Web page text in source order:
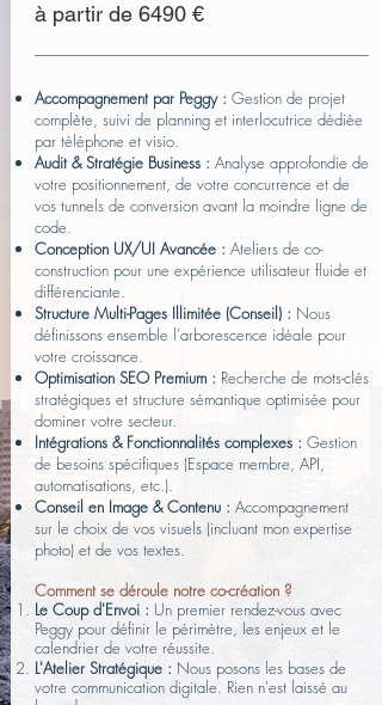
à partir de 6490 €
Accompagnement par Peggy : Gestion de projet
complète, suivi de planning et interlocutrice dédiée
par téléphone et visio.
Audit & Stratégie Business : Analyse approfondie de
votre positionnement, de votre concurrence et de
vos tunnels de conversion avant la moindre ligne de
code.
Conception UX/UI Avancée : Ateliers de co-
construction pour une expérience utilisateur fluide et
différenciante.
Structure Multi-Pages Illimitée (Conseil) : Nous
définissons ensemble l'arborescence idéale pour
votre croissance.
Optimisation SEO Premium : Recherche de mots-clés
stratégiques et structure sémantique optimisée pour
dominer votre secteur.
Intégrations & Fonctionnalités complexes : Gestion
de besoins spécifiques (Espace membre, API,
automatisations, etc.).
Conseil en Image & Contenu : Accompagnement
sur le choix de vos visuels (incluant mon expertise
photo) et de vos textes.
Comment se déroule notre co-création ?
Le Coup d'Envoi : Un premier rendez-vous avec
Peggy pour définir le périmètre, les enjeux et le
calendrier de votre réussite.
L'Atelier Stratégique : Nous posons les bases de
votre communication digitale. Rien n'est laissé au